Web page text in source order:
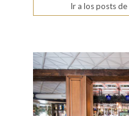
Ir a los posts de